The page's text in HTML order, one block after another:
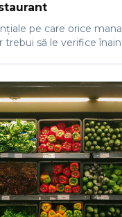
pe care orice
trebui să le verifice